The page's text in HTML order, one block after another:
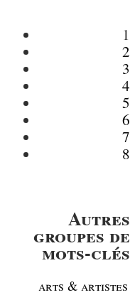
1
2
3
4
5
6
7
8
Autres
groupes de
mots-clés
arts & artistes